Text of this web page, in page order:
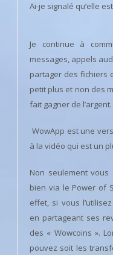
Ai-je signalé qu’elle
Je continue à
messages, appels
partager des fichiers
petit plus et non des
fait gagner de l’argent.
WowApp est une
à la vidéo qui est un
Non seulement
bien via le Power of
effet, si vous
en partageant ses
des « Wowcoins ».
pouvez soit les